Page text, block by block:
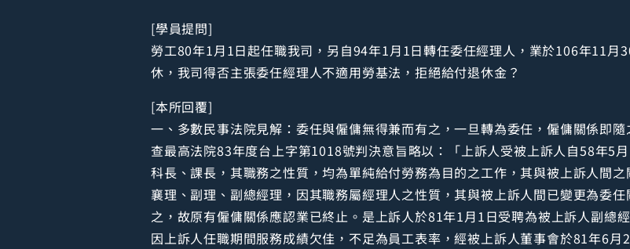
[學員提問]
勞工80年1月1日起任職我司，另自94年1月1日轉任委任經理人，業於106年11
休，我司得否主張委任經理人不適用勞基法，拒絕給付退休金？
[本所回覆]
一、多數民事法院見解：委任與僱傭無得兼而有之，一旦轉為委任，僱傭關係即隨
查最高法院83年度台上字第1018號判決意旨略以：「上訴人受被上訴人自58年5
科長、課長，其職務之性質，均為單純給付勞務為目的之工作，其與被上訴人間
襄理、副理、副總經理，因其職務屬經理人之性質，其與被上訴人間已變更為委
之，故原有僱傭關係應認業已終止。是上訴人於81年1月1日受聘為被上訴人副總
因上訴人任職期間服務成績欠佳，不足為員工表率，經被上訴人董事會於81年6